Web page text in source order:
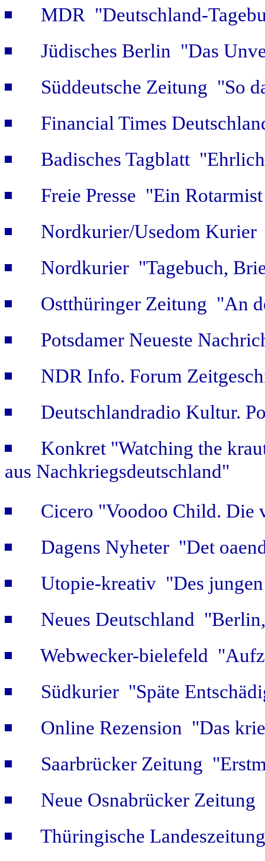
MDR "Deutschland-
Jüdisches Berlin "Das
Süddeutsche Zeitung "So
Financial Times
Badisches Tagblatt
Freie Presse "Ein
Nordkurier/Usedom
Nordkurier "Tagebuch,
Ostthüringer Zeitung "An
Potsdamer Neueste
NDR Info. Forum
Deutschlandradio Kultur.
Konkret "Watching the
aus Nachkriegsdeutschland"
Cicero "Voodoo Child. Die
Dagens Nyheter "Det
Utopie-kreativ "Des
Neues Deutschland
Webwecker-bielefeld
Südkurier "Späte
Online Rezension "Das
Saarbrücker Zeitung
Neue Osnabrücker
Thüringische